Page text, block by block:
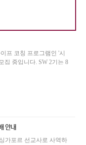
프 코칭 프로그램인 '시
집 중입니다. SW 2기는 8
하고, 9월 4일부터 10월 2
안내
가포르 선교사로 사역하